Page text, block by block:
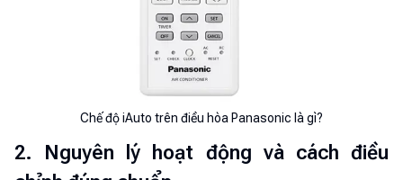
Chế độ iAuto trên điều hòa Panasonic là gì?
2. Nguyên lý hoạt động và cách điều